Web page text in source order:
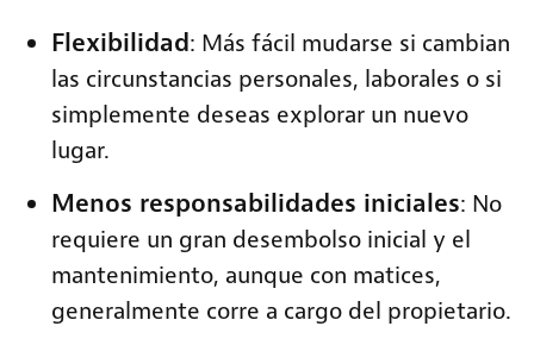
Flexibilidad: Más fácil mudarse si cambian
las circunstancias personales, laborales o si
simplemente deseas explorar un nuevo
lugar.
Menos responsabilidades iniciales: No
requiere un gran desembolso inicial y el
mantenimiento, aunque con matices,
generalmente corre a cargo del propietario.